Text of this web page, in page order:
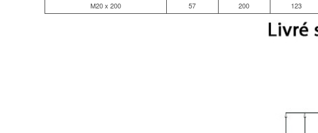
M20 x 200
57 200 123